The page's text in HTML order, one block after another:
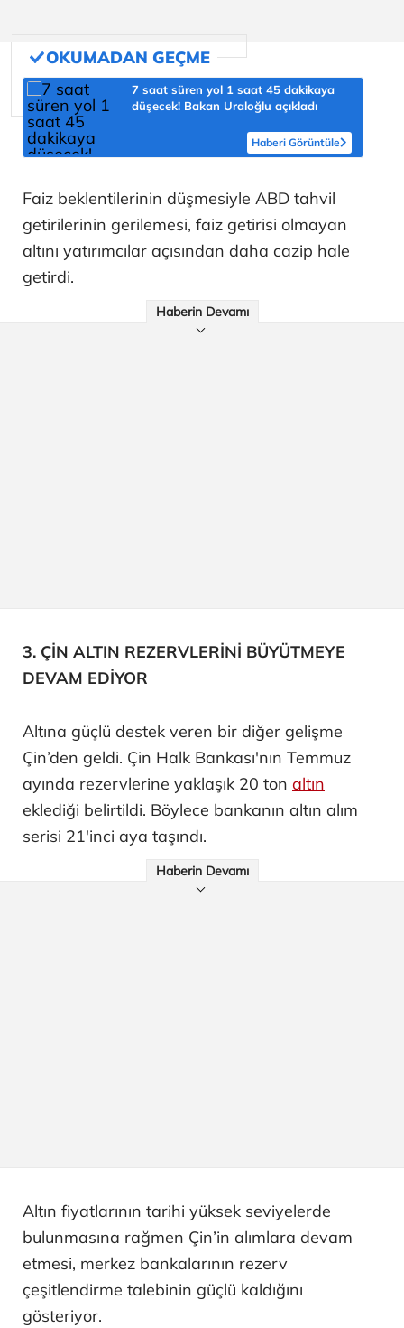
7 saat süren yol 1 saat 45 dakikaya
düşecek! Bakan Uraloğlu açıkladı
Haberi Görüntüle
Faiz beklentilerinin düşmesiyle ABD tahvil
getirilerinin gerilemesi, faiz getirisi olmayan
altını yatırımcılar açısından daha cazip hale
getirdi.
Haberin Devamı
3. ÇİN ALTIN REZERVLERİNİ BÜYÜTMEYE
DEVAM EDİYOR
Altına güçlü destek veren bir diğer gelişme
Çin’den geldi. Çin Halk Bankası'nın Temmuz
ayında rezervlerine yaklaşık 20 ton altın
eklediği belirtildi. Böylece bankanın altın alım
serisi 21'inci aya taşındı.
Haberin Devamı
Altın fiyatlarının tarihi yüksek seviyelerde
bulunmasına rağmen Çin’in alımlara devam
etmesi, merkez bankalarının rezerv
çeşitlendirme talebinin güçlü kaldığını
gösteriyor.